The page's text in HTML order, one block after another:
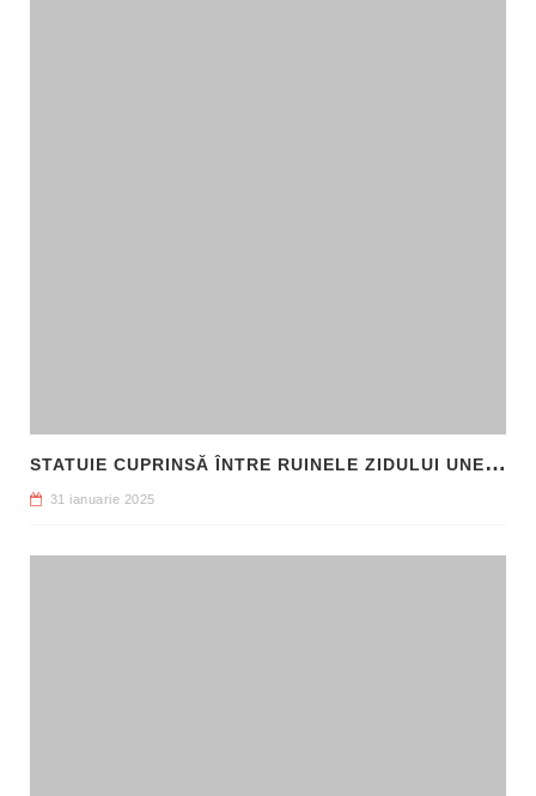
S
TATUIE CUPRINSĂ ÎNTRE RUINELE ZIDULUI UNEI CLĂDIRI, DESCOPERITĂ LA FILIPI
31 ianuarie 2025